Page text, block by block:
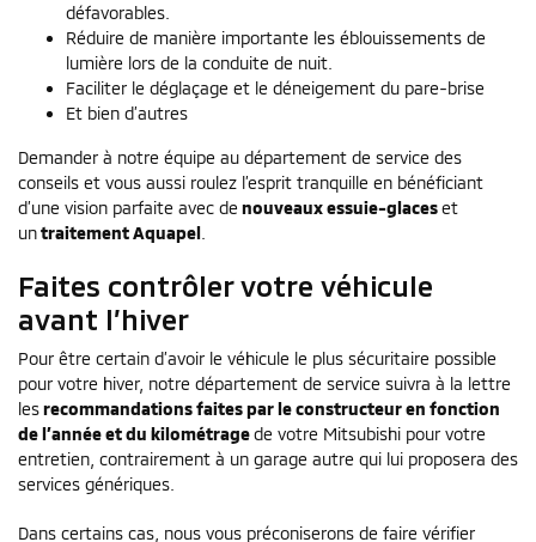
défavorables.
Réduire de manière importante les éblouissements de
lumière lors de la conduite de nuit.
Faciliter le déglaçage et le déneigement du pare-brise
Et bien d’autres
Demander à notre équipe au département de service des
conseils et vous aussi roulez l’esprit tranquille en bénéficiant
d’une vision parfaite avec de nouveaux essuie-glaceset
untraitement Aquapel
Faites contrôler votre véhicule
avant l’hiver
Pour être certain d’avoir le véhicule le plus sécuritaire possible
pour votre hiver, notre département de service suivra à la lettre
lesrecommandations faites par le constructeur en fonction
de l’année et du kilométragede votre Mitsubishi pour votre
entretien, contrairement à un garage autre qui lui proposera des
services génériques.
Dans certains cas, nous vous préconiserons de faire vérifier